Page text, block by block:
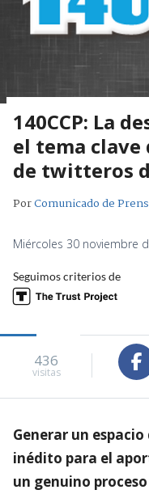
140CCP: La
el tema
de twitteros
PorComunicado de
Miércoles 30 noviembre
Seguimos criterios de
436
visitas
Generar un
inédito para el
un genuino